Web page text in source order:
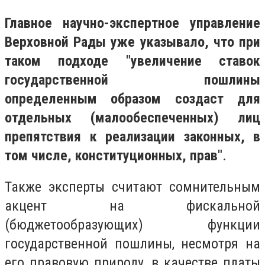
Главное научно-экспертное управление
Верховной Рады уже указывало, что при
таком подходе "увеличение ставок
государственной пошлины
определенным образом создаст для
отдельных (малообеспеченных) лиц
препятствия к реализации законных, в
том числе, конституционных, прав".
Также эксперты считают сомнительным
акцент на фискальной
(бюджетообразующих) функции
государственной пошлины, несмотря на